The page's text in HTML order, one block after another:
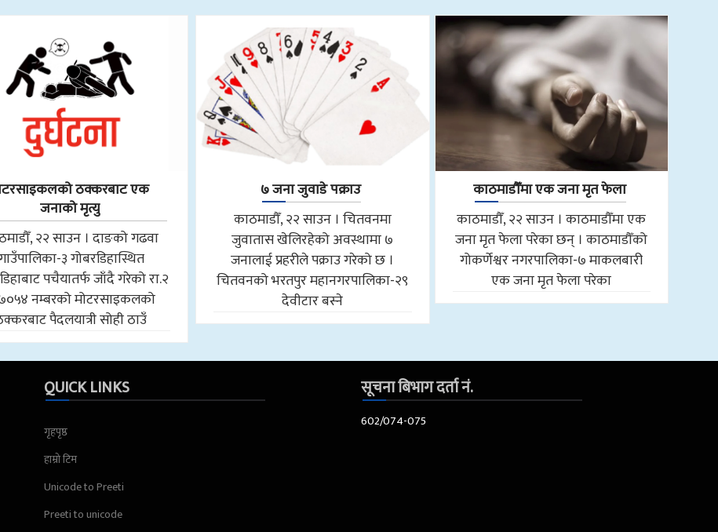
ठक्करबाट एक
जनाको मृत्यु
२२ साउन । दाङको गढवा
३ गोबरडिहास्थित
पचैयातर्फ जाँदै गरेको रा.२
नम्बरको मोटरसाइकलको
पैदलयात्री सोही ठाउँ
७ जना जुवाडे पक्राउ
काठमाडौँ, २२ साउन । चितवनमा
जुवातास खेलिरहेको अवस्थामा ७
जनालाई प्रहरीले पक्राउ गरेको छ ।
चितवनको भरतपुर महानगरपालिका-२९
देवीटार बस्ने
काठमाडौँमा एक जना मृत फेला
काठमाडौँ, २२ साउन । काठमाडौँमा एक
जना मृत फेला परेका छन् । काठमाडौँको
गोकर्णेश्वर नगरपालिका-७ माकलबारी
एक जना मृत फेला परेका
QUICK LINKS
गृहपृष्ठ
हाम्रो टिम
Unicode to Preeti
Preeti to unicode
सूचना बिभाग दर्ता नं.
602/074-075